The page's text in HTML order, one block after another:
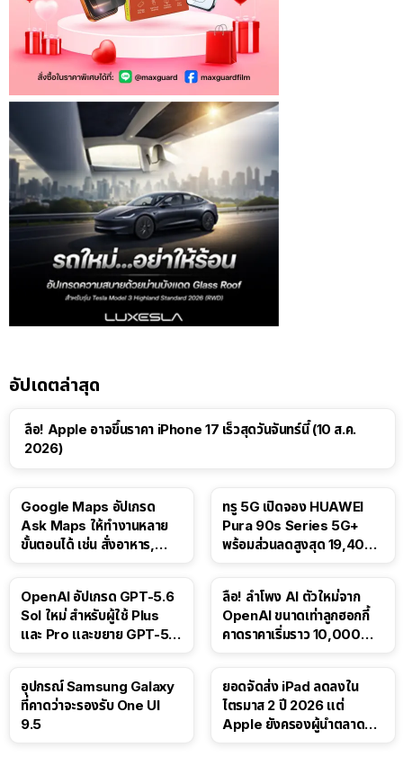
อัปเดตล่าสุด
ลือ! Apple อาจขึ้นราคา iPhone 17 เร็วสุดวันจันทร์นี้ (10 ส.ค.
2026)
Google Maps อัปเกรด
Ask Maps ให้ทำงานหลาย
ขั้นตอนได้ เช่น สั่งอาหาร,
ทรู 5G เปิดจอง HUAWEI
Pura 90s Series 5G+
พร้อมส่วนลดสูงสุด 19,400
OpenAI อัปเกรด GPT-5.6
Sol ใหม่ สำหรับผู้ใช้ Plus
และ Pro และขยาย GPT-5.6
ลือ! ลำโพง AI ตัวใหม่จาก
OpenAI ขนาดเท่าลูกฮอกกี้
คาดราคาเริ่มราว 10,000
อุปกรณ์ Samsung Galaxy
ที่คาดว่าจะรองรับ One UI
9.5
ยอดจัดส่ง iPad ลดลงใน
ไตรมาส 2 ปี 2026 แต่
Apple ยังครองผู้นำตลาด